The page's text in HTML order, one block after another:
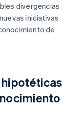
divergencias
iniciativas
de